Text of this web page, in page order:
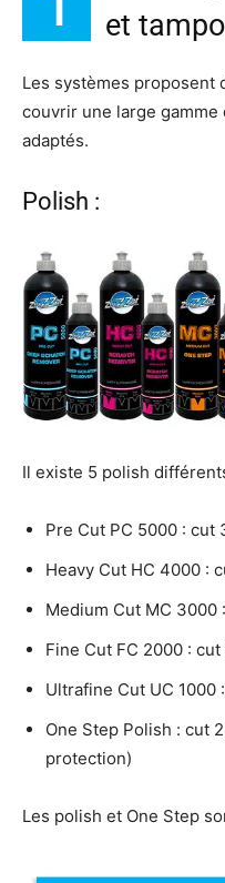
et
Les systèmes proposent
couvrir une large gamme
adaptés.
Polish :
Il existe 5 polish
Pre Cut PC 5000 : cut
Heavy Cut HC 4000 :
Medium Cut MC 3000
Fine Cut FC 2000 :
Ultrafine Cut UC
One Step Polish : cut
protection)
Les polish et One Step